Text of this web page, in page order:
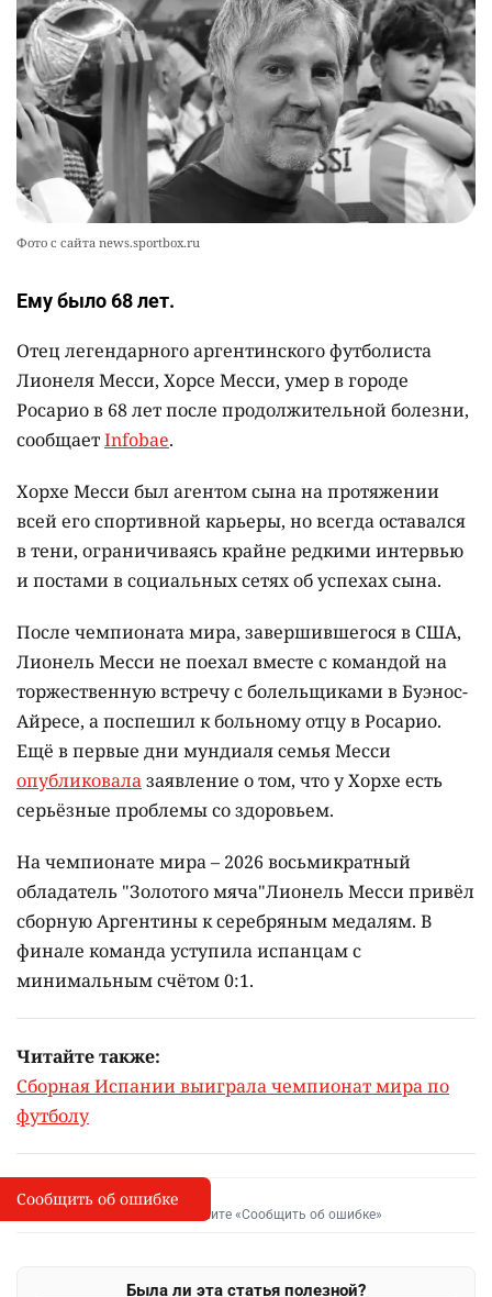
2343 0 12
10
💬 Прокуроры подали в суд ходатайство о
смягчении наказания для журналистки
Александры Алёховой
0 29
Фото с сайта news.sportbox.ru
Ему было 68 лет.
Отец легендарного аргентинского футболиста
Лионеля Месси, Хорсе Месси, умер в городе
Росарио в 68 лет после продолжительной болезни,
сообщаетInfobae.
Хорхе Месси был агентом сына на протяжении
всей его спортивной карьеры, но всегда оставался
в тени, ограничиваясь крайне редкими интервью
и постами в социальных сетях об успехах сына.
После чемпионата мира, завершившегося в США,
Лионель Месси не поехал вместе с командой на
торжественную встречу с болельщиками в Буэнос-
Айресе, а поспешил к больному отцу в Росарио.
Ещё в первые дни мундиаля семья Месси
опубликовалазаявление о том, что у Хорхе есть
серьёзные проблемы со здоровьем.
На чемпионате мира – 2026 восьмикратный
обладатель "Золотого мяча"Лионель Месси привёл
сборную Аргентины к серебряным медалям. В
финале команда уступила испанцам с
минимальным счётом 0:1.
Читайте также:
Сборная Испании выиграла чемпионат мира по
футболу
I
Сообщить об опечатке
Выделите фрагмент и нажмите «Сообщить об ошибке»
Была ли эта статья полезной?
Сообщить об ошибке